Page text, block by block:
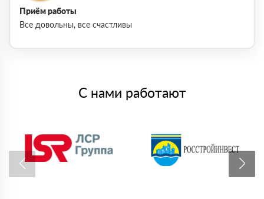
Приём работы
Все довольны, все счастливы
С нами работают